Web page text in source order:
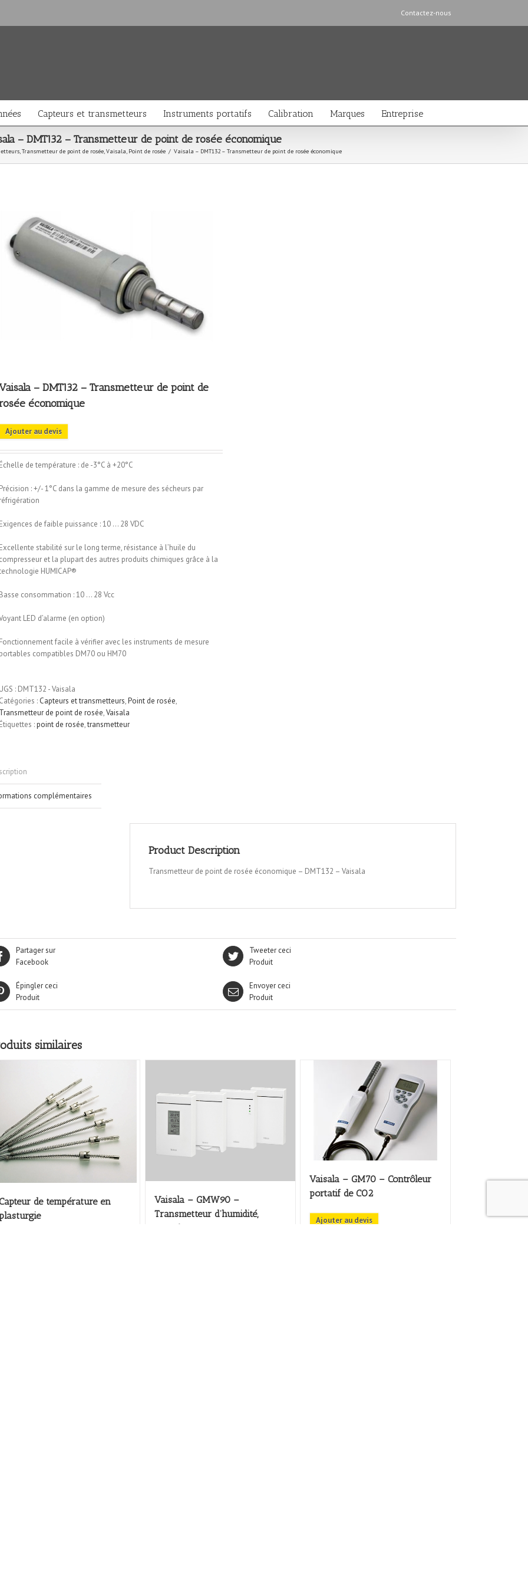
Contactez-nous
Capteurs et transmetteurs Instruments portatifs Calibration Marques Entreprise
– DMT132 – Transmetteur de point de rosée économique
,Transmetteur de point de rosée,Vaisala, Point de rosée / Vaisala – DMT132 – Transmetteur de point de rosée économique
– DMT132 – Transmetteur de point de
économique
Ajouter au devis
de température : de -3°C à +20°C
: +/- 1°C dans la gamme de mesure des sécheurs par
de faible puissance : 10 … 28 VDC
stabilité sur le long terme, résistance à l’huile du
et la plupart des autres produits chimiques grâce à la
HUMICAP®
consommation : 10 … 28 Vcc
LED d’alarme (en option)
facile à vérifier avec les instruments de mesure
compatibles DM70 ou HM70
: DMT132 - Vaisala
: Capteurs et transmetteurs,Point de rosée,
de point de rosée,Vaisala
:point de rosée,transmetteur
complémentaires
Product Description
Transmetteur de point de rosée économique – DMT132 – Vaisala
Partager sur
Facebook
Tweeter ceci
Produit
Épingler ceci
Produit
Envoyer ceci
Produit
similaires
de température en
Vaisala – GMW90 –
Transmetteur d’humidité,
Vaisala – GM70 – Contrôleur
portatif de CO2
Ajouter au devis